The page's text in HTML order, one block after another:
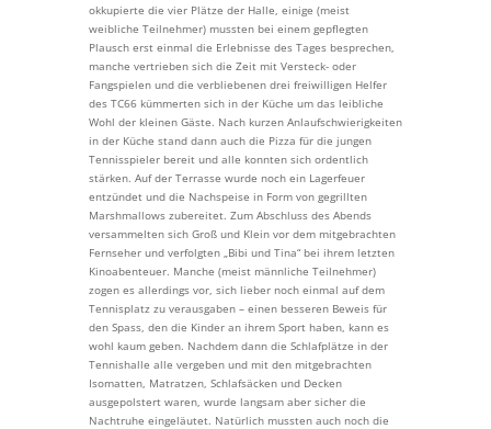
okkupierte die vier Plätze der Halle, einige (meist
weibliche Teilnehmer) mussten bei einem gepflegten
Plausch erst einmal die Erlebnisse des Tages besprechen,
manche vertrieben sich die Zeit mit Versteck- oder
Fangspielen und die verbliebenen drei freiwilligen Helfer
des TC66 kümmerten sich in der Küche um das leibliche
Wohl der kleinen Gäste. Nach kurzen Anlaufschwierigkeiten
in der Küche stand dann auch die Pizza für die jungen
Tennisspieler bereit und alle konnten sich ordentlich
stärken. Auf der Terrasse wurde noch ein Lagerfeuer
entzündet und die Nachspeise in Form von gegrillten
Marshmallows zubereitet. Zum Abschluss des Abends
versammelten sich Groß und Klein vor dem mitgebrachten
Fernseher und verfolgten „Bibi und Tina“ bei ihrem letzten
Kinoabenteuer. Manche (meist männliche Teilnehmer)
zogen es allerdings vor, sich lieber noch einmal auf dem
Tennisplatz zu verausgaben – einen besseren Beweis für
den Spass, den die Kinder an ihrem Sport haben, kann es
wohl kaum geben. Nachdem dann die Schlafplätze in der
Tennishalle alle vergeben und mit den mitgebrachten
Isomatten, Matratzen, Schlafsäcken und Decken
ausgepolstert waren, wurde langsam aber sicher die
Nachtruhe eingeläutet. Natürlich mussten auch noch die